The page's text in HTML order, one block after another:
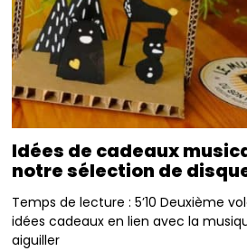
Idées de cadeaux
notre sélection de
Temps de lecture : 5’10 Deuxième
idées cadeaux en lien avec la
aiguiller